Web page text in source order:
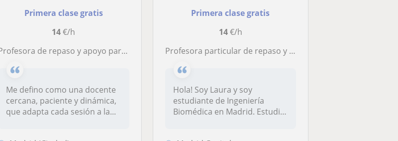
Primera clase gratis
14€/h
Profesora de repaso y apoyo para todas las edades, con formación pedagógica
Me defino como una docente
cercana, paciente y dinámica,
que adapta cada sesión a la...
Primera clase gratis
14€/h
Profesora particular de repaso y apoyo de todas las asignaturas para la ESO. Bilingüe inclusive. Disponibilidad de fines de semana
Hola! Soy Laura y soy
estudiante de Ingeniería
Biomédica en Madrid. Estudio